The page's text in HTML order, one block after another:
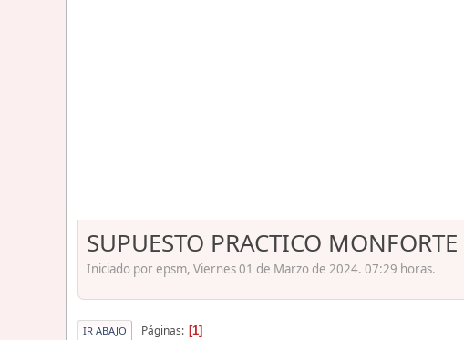
SUPUESTO PRACTICO
Iniciado por epsm, Viernes 01 de Marzo de 2024. 07:29 horas.
IR ABAJO Páginas 1